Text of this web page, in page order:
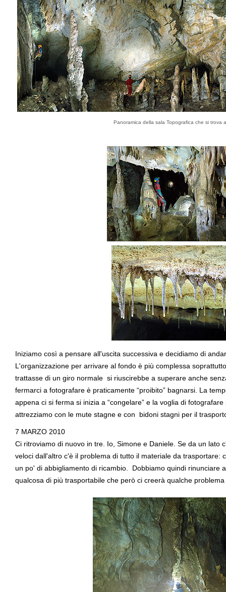
Panoramica della sala Topografica che si trova
Iniziamo così a pensare all'uscita successiva e decidiamo di
L'organizzazione per arrivare al fondo è più complessa
trattasse di un giro normale si riuscirebbe a superare anche
fermarci a fotografare è praticamente “proibito” bagnarsi. La
appena ci si ferma si inizia a “congelare” e la voglia di
attrezziamo con le mute stagne e con bidoni stagni per il
7 MARZO 2010
Ci ritroviamo di nuovo in tre. Io, Simone e Daniele. Se da un lato
veloci dall'altro c'è il problema di tutto il materiale da trasportare:
un po' di abbigliamento di ricambio. Dobbiamo quindi rinunciare
qualcosa di più trasportabile che però ci creerà qualche